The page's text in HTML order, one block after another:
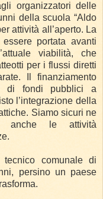
organizzatori delle
della scuola “Aldo
attività all’aperto. La
portata avanti
viabilità, che
per i flussi diretti
Il finanziamento
di fondi pubblici a
l’integrazione della
Siamo sicuri ne
anche le attività
comunale di
persino un paese